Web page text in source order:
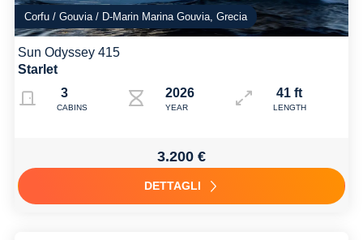
Corfu / Gouvia / D-Marin Marina Gouvia, Grecia
Sun Odyssey 415
Starlet
3
CABINS
2026
YEAR
41 ft
LENGTH
3.200 €
DETTAGLI